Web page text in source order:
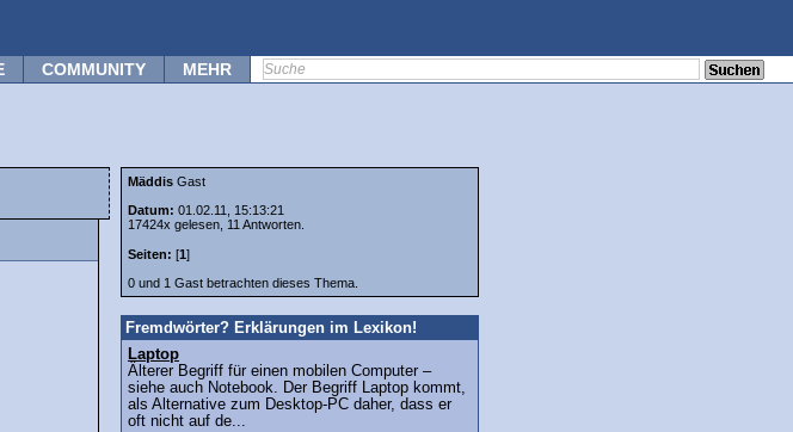
COMMUNITY MEHR
Mäddis Gast
Datum: 01.02.11, 15:13:21
17424x gelesen, 11 Antworten.
Seiten: [1]
0 und 1 Gast betrachten dieses Thema.
Fremdwörter? Erklärungen im Lexikon!
Laptop
Älterer Begriff für einen mobilen Computer –
siehe auch Notebook. Der Begriff Laptop kommt,
als Alternative zum Desktop-PC daher, dass er
oft nicht auf de...